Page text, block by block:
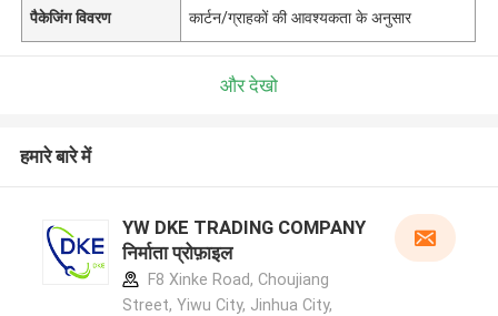
पैकेजिंग विवरण कार्टन/ग्राहकों की आवश्यकता के अनुसार
और देखो
हमारे बारे में
YW DKE TRADING COMPANY
निर्माता प्रोफ़ाइल
F8 Xinke Road, Choujiang
Street, Yiwu City, Jinhua City,